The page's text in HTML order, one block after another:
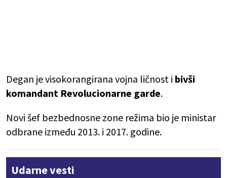
Degan je visokorangirana vojna ličnost i bivši
komandant Revolucionarne garde.
Novi šef bezbednosne zone režima bio je ministar
odbrane između 2013. i 2017. godine.
Udarne vesti